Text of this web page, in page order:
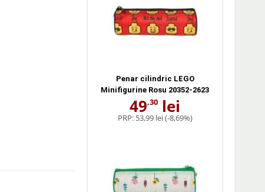
Penar cilindric LEGO
Minifigurine Rosu 20352-2623
49,30 lei
PRP: 53,99 lei(-8,69%)